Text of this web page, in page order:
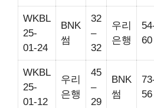
WKBL
25-
01-24
BNK
썸
32
–
32
우리
은행
60
WKBL
25-
01-12
우리
은행
45
–
29
BNK
썸
56